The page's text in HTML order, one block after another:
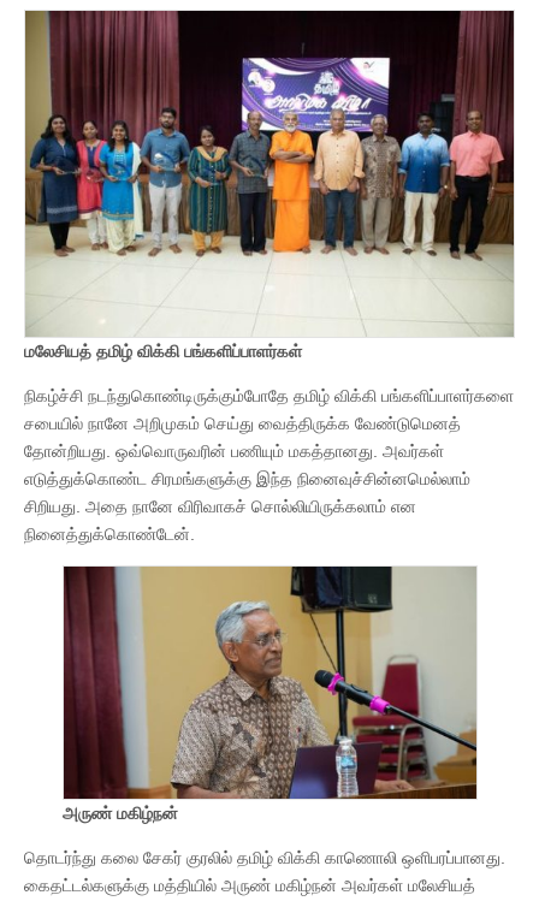
மலேசியத் தமிழ் விக்கி பங்களிப்பாளர்கள்
நிகழ்ச்சி நடந்துகொண்டிருக்கும்போதே தமிழ் விக்கி பங்களிப்பாளர்களை
சபையில் நானே அறிமுகம் செய்து வைத்திருக்க வேண்டுமெனத்
தோன்றியது. ஒவ்வொருவரின் பணியும் மகத்தானது. அவர்கள்
எடுத்துக்கொண்ட சிரமங்களுக்கு இந்த நினைவுச்சின்னமெல்லாம்
சிறியது. அதை நானே விரிவாகச் சொல்லியிருக்கலாம் என
நினைத்துக்கொண்டேன்.
அருண் மகிழ்நன்
தொடர்ந்து கலை சேகர் குரலில் தமிழ் விக்கி காணொலி ஒளிபரப்பானது.
கைதட்டல்களுக்கு மத்தியில் அருண் மகிழ்நன் அவர்கள் மலேசியத்